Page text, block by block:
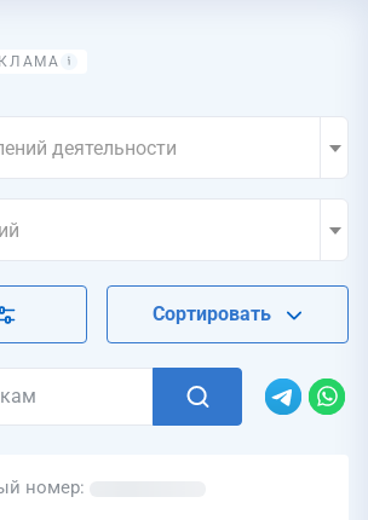
деятельности
Сортировать
номер